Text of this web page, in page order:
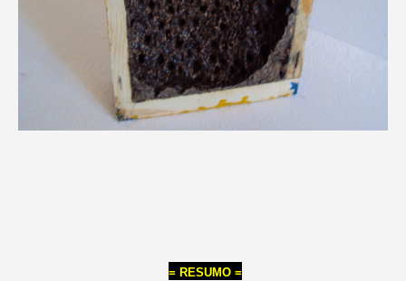
= RESUMO =